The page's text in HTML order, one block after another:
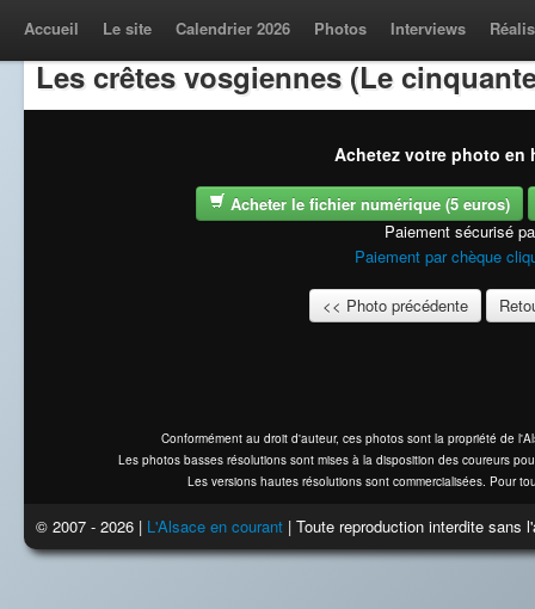
Accueil Le site Calendrier 2026 Photos Interviews
Les crêtes vosgiennes (Le
Achetez votre photo en
Acheter le fichier numérique (5 euros)
Paiement sécurisé
Paiement par chèque
<< Photo précédente
Conformément au droit d'auteur, ces photos sont la propriété de
Les photos basses résolutions sont mises à la disposition des coureurs
Les versions hautes résolutions sont commercialisées. Pour
© 2007 - 2026 | L'Alsace en courant | Toute reproduction interdite sans